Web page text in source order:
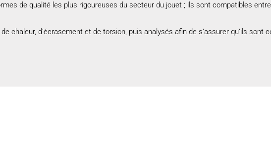
de qualité les plus rigoureuses du secteur du jouet ; ils sont compatibles
chaleur, d’écrasement et de torsion, puis analysés afin de s’assurer qu’ils sont